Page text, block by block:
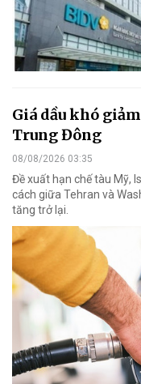
Giá dầu khó
Trung Đông
08/08/2026 03:35
Đề xuất hạn chế tàu Mỹ,
cách giữa Tehran và
tăng trở lại.